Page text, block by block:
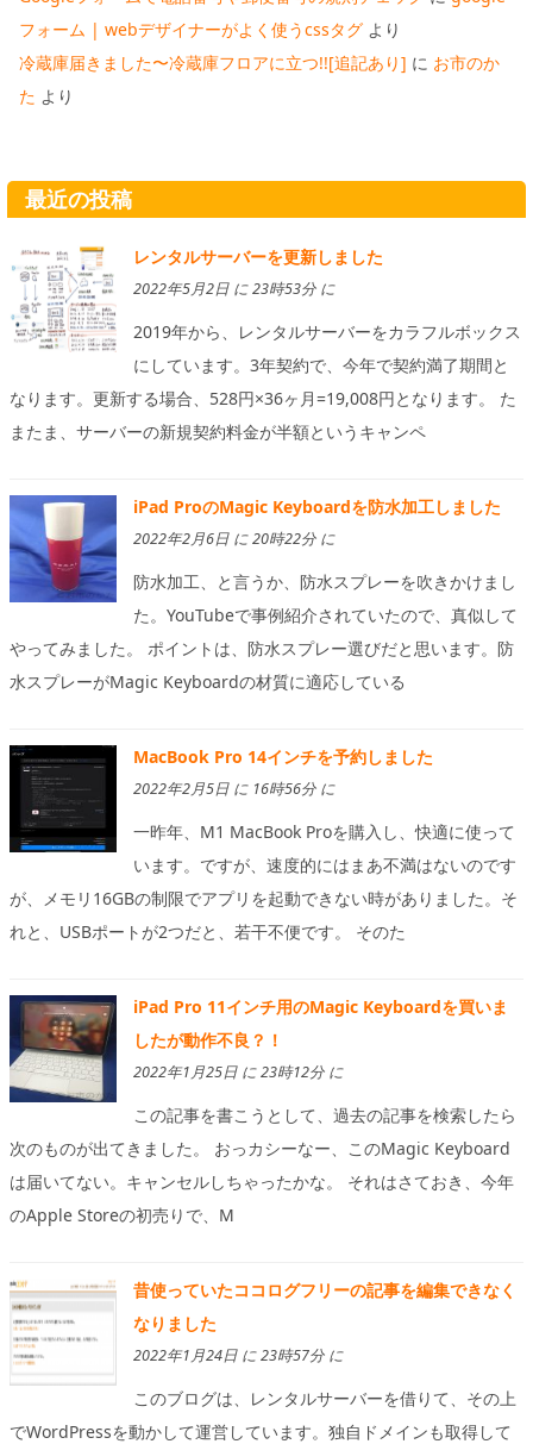
フォーム | webデザイナーがよく使うcssタグ より
冷蔵庫届きました〜冷蔵庫フロアに立つ!![追記あり] に お市のか
た より
最近の投稿
レンタルサーバーを更新しました
2022年5月2日 に 23時53分 に
2019年から、レンタルサーバーをカラフルボックス
にしています。3年契約で、今年で契約満了期間と
なります。更新する場合、528円×36ヶ月=19,008円となります。 た
またま、サーバーの新規契約料金が半額というキャンペ
iPad ProのMagic Keyboardを防水加工しました
2022年2月6日 に 20時22分 に
防水加工、と言うか、防水スプレーを吹きかけまし
た。YouTubeで事例紹介されていたので、真似して
やってみました。 ポイントは、防水スプレー選びだと思います。防
水スプレーがMagic Keyboardの材質に適応している
MacBook Pro 14インチを予約しました
2022年2月5日 に 16時56分 に
一昨年、M1 MacBook Proを購入し、快適に使って
います。ですが、速度的にはまあ不満はないのです
が、メモリ16GBの制限でアプリを起動できない時がありました。そ
れと、USBポートが2つだと、若干不便です。 そのた
iPad Pro 11インチ用のMagic Keyboardを買いま
したが動作不良？！
2022年1月25日 に 23時12分 に
この記事を書こうとして、過去の記事を検索したら
次のものが出てきました。 おっカシーなー、このMagic Keyboard
は届いてない。キャンセルしちゃったかな。 それはさておき、今年
のApple Storeの初売りで、M
昔使っていたココログフリーの記事を編集できなく
なりました
2022年1月24日 に 23時57分 に
このブログは、レンタルサーバーを借りて、その上
でWordPressを動かして運営しています。独自ドメインも取得して